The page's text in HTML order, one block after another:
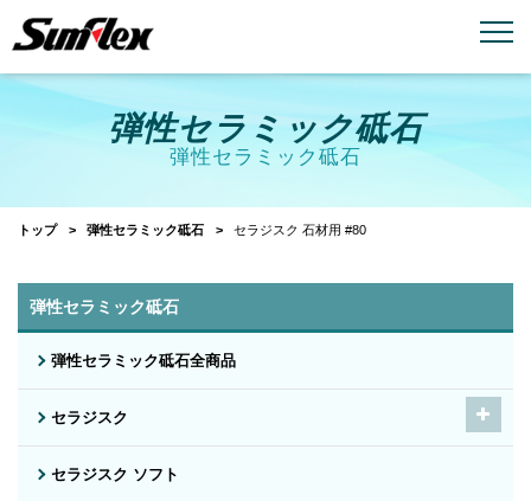
emailお問い合わせ
弾性セラミック砥石
弾性セラミック砥石
トップ 弾性セラミック砥石 セラジスク 石材用 #80
弾性セラミック砥石
弾性セラミック砥石全商品
セラジスク
セラジスク ソフト